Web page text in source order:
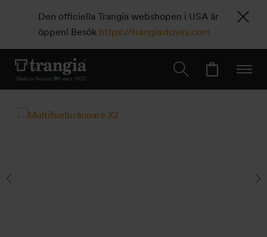
Den officiella Trangia webshopen i USA är
öppen! Besök https://trangiastoves.com